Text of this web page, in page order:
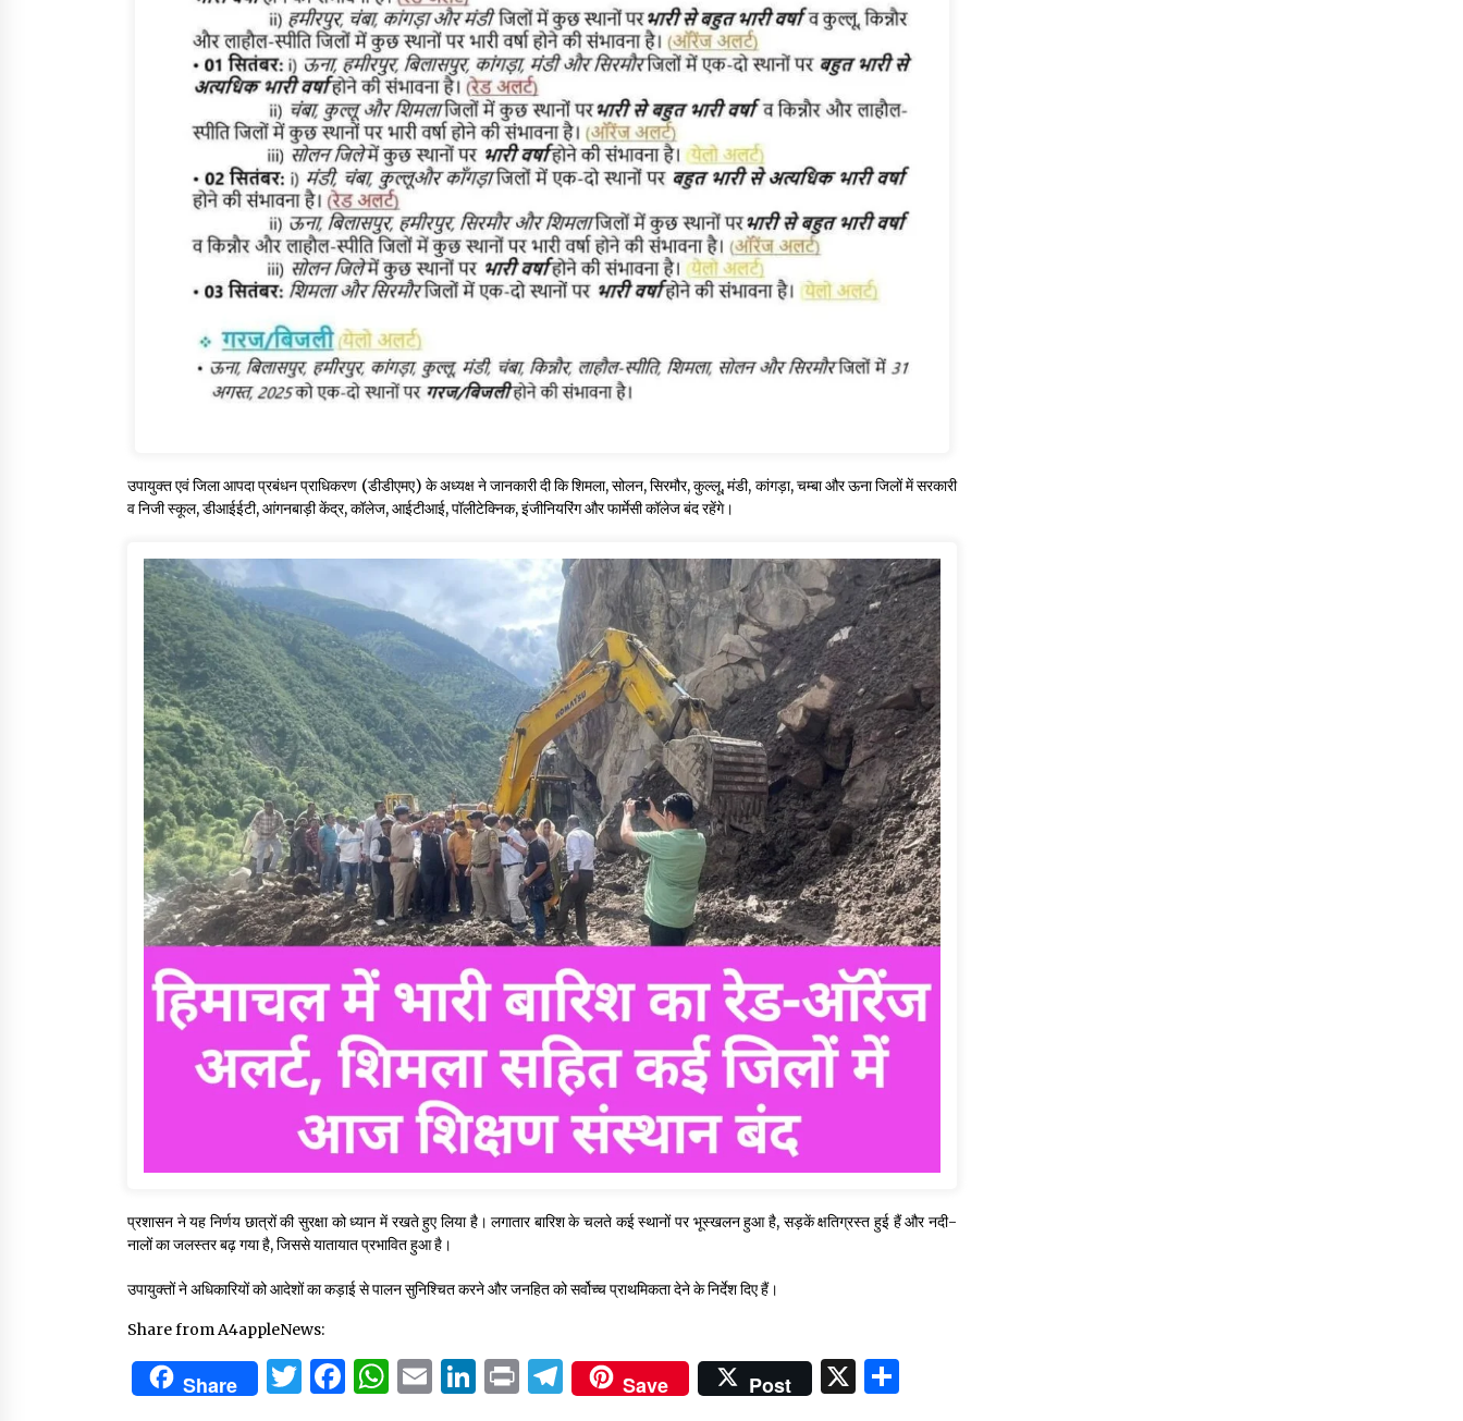
उपायुक्त एवं जिला आपदा प्रबंधन प्राधिकरण (डीडीएमए) के अध्यक्ष ने जानकारी दी कि शिमला, सोलन, सिरमौर, कुल्लू, मंडी, कांगड़ा, चम्बा और ऊना जिलों में सरकारी
व निजी स्कूल, डीआईईटी, आंगनबाड़ी केंद्र, कॉलेज, आईटीआई, पॉलीटेक्निक, इंजीनियरिंग और फार्मेसी कॉलेज बंद रहेंगे।
प्रशासन ने यह निर्णय छात्रों की सुरक्षा को ध्यान में रखते हुए लिया है। लगातार बारिश के चलते कई स्थानों पर भूस्खलन हुआ है, सड़कें क्षतिग्रस्त हुई हैं और नदी-
नालों का जलस्तर बढ़ गया है, जिससे यातायात प्रभावित हुआ है।
उपायुक्तों ने अधिकारियों को आदेशों का कड़ाई से पालन सुनिश्चित करने और जनहित को सर्वोच्च प्राथमिकता देने के निर्देश दिए हैं।
Share from A4appleNews:
Share Twitter
Facebook
WhatsApp
EmailLinkedIn
PrintTelegram
Save Post X